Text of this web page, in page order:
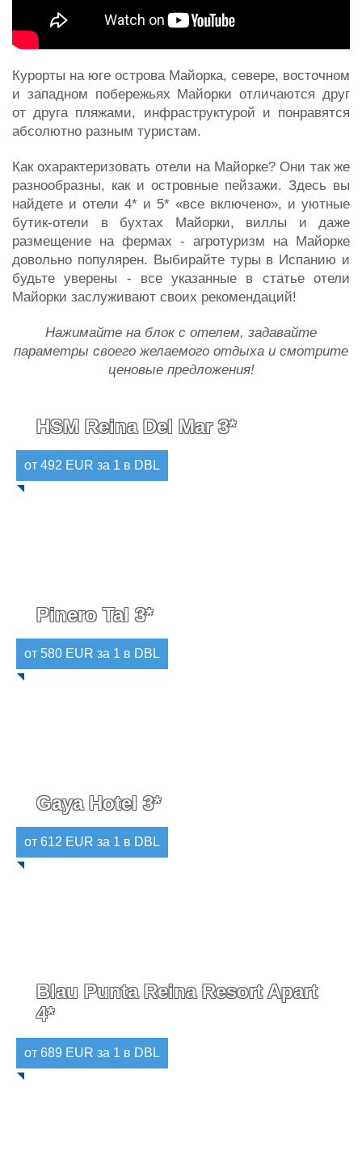
Курорты на юге острова Майорка, севере, восточном
и западном побережьях Майорки отличаются друг
от друга пляжами, инфраструктурой и понравятся
абсолютно разным туристам.
Как охарактеризовать отели на Майорке? Они так же
разнообразны, как и островные пейзажи. Здесь вы
найдете и отели 4* и 5* «все включено», и уютные
бутик-отели в бухтах Майорки, виллы и даже
размещение на фермах - агротуризм на Майорке
довольно популярен. Выбирайте туры в Испанию и
будьте уверены - все указанные в статье отели
Майорки заслуживают своих рекомендаций!
Нажимайте на блок с отелем, задавайте
параметры своего желаемого отдыха и смотрите
ценовые предложения!
HSM Reina Del Mar 3*
от 492 EUR за 1 в DBL
Pinero Tal 3*
от 580 EUR за 1 в DBL
Gaya Hotel 3*
от 612 EUR за 1 в DBL
Blau Punta Reina Resort Apart
4*
от 689 EUR за 1 в DBL